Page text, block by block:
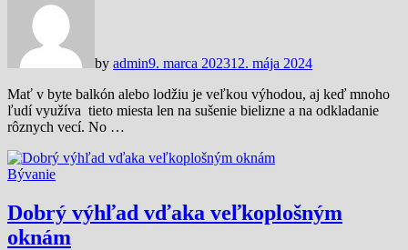
by admin9. marca 202312. mája 2024
Mať v byte balkón alebo lodžiu je veľkou výhodou, aj keď mnoho
ľudí využíva tieto miesta len na sušenie bielizne a na odkladanie
rôznych vecí. No …
Bývanie
Dobrý výhľad vďaka veľkoplošným
oknám